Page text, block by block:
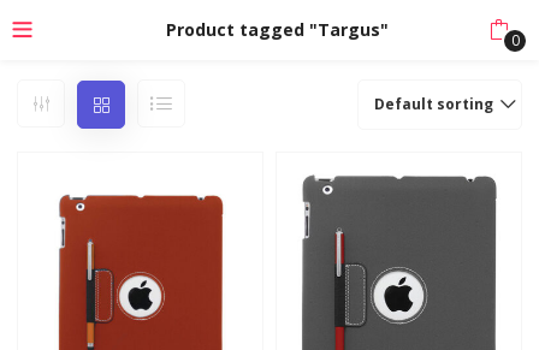
Product tagged "Targus" 0
Default sorting